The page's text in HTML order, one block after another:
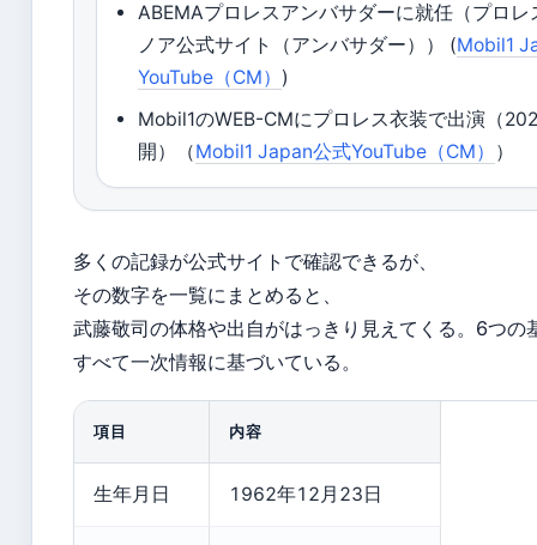
ABEMAプロレスアンバサダーに就任（プロレ
ノア公式サイト（アンバサダー）） (Mobil1
YouTube（CM） )
Mobil1のWEB-CMにプロレス衣装で出演（
開）（Mobil1 Japan公式YouTube（CM） ）
多くの記録が公式サイトで確認できるが、
その数字を一覧にまとめると、
武藤敬司の体格や出自がはっきり見えてくる。6つの
すべて一次情報に基づいている。
項目 内容
生年月日 1962年12月23日